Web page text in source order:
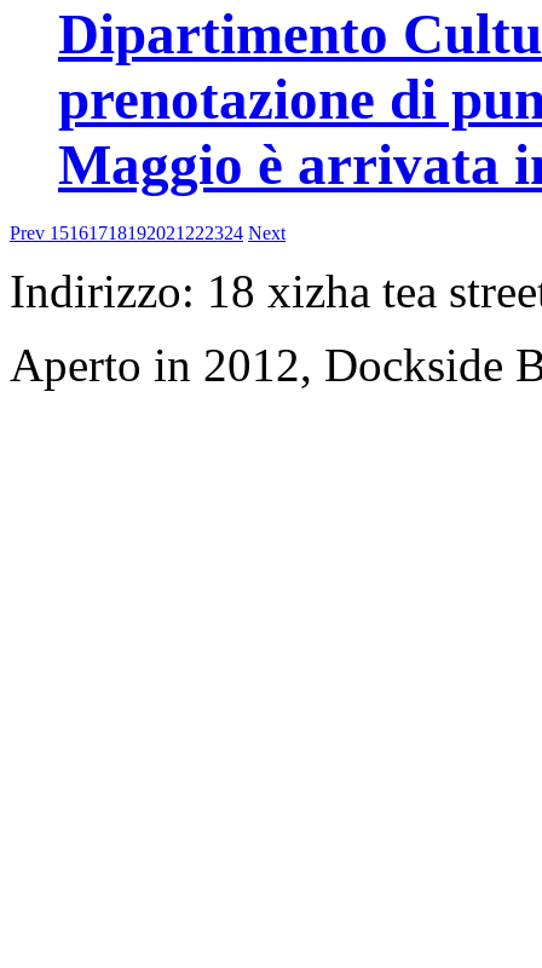
Dipartimento
prenotazione di
Maggio è arrivata
Prev 15161718192021 222324 Next
Indirizzo: 18 xizha tea
Aperto in 2012, Dockside